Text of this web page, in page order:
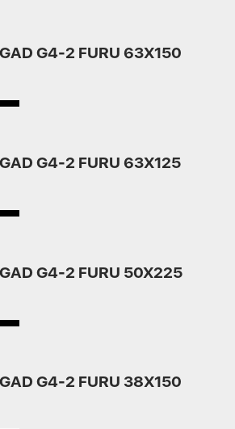
G4-2 FURU 63X150
G4-2 FURU 63X125
G4-2 FURU 50X225
G4-2 FURU 38X150